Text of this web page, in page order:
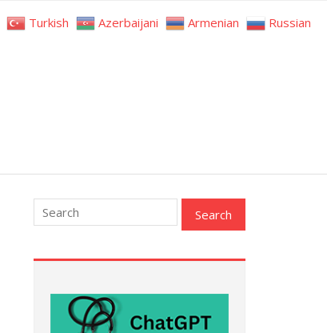
Turkish Azerbaijani Armenian Russian